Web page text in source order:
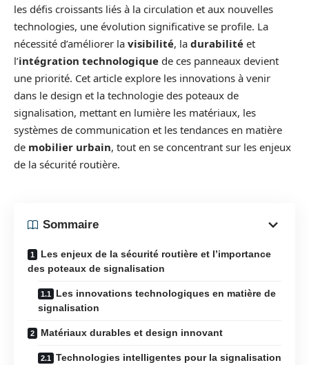
les défis croissants liés à la circulation et aux nouvelles
technologies, une évolution significative se profile. La
nécessité d’améliorer la visibilité, la durabilité et
l’intégration technologique de ces panneaux devient
une priorité. Cet article explore les innovations à venir
dans le design et la technologie des poteaux de
signalisation, mettant en lumière les matériaux, les
systèmes de communication et les tendances en matière
de mobilier urbain, tout en se concentrant sur les enjeux
de la sécurité routière.
Sommaire
Les enjeux de la sécurité routière et l’importance
des poteaux de signalisation
Les innovations technologiques en matière de
signalisation
Matériaux durables et design innovant
Technologies intelligentes pour la signalisation